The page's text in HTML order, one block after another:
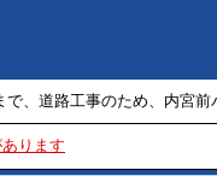
で、道路工事のため、内宮前
ります